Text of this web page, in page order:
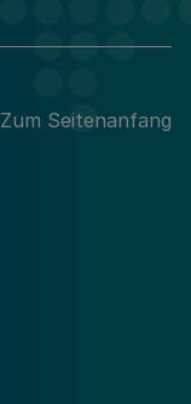
Zum Seitenanfang